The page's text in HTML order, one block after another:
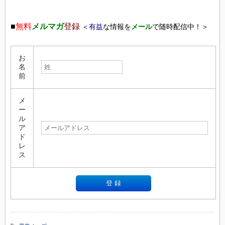
■無料メルマガ登録 ＜有益な情報をメールで随時配信中！＞
お
名
前
メ
ー
ル
ア
ド
レ
ス